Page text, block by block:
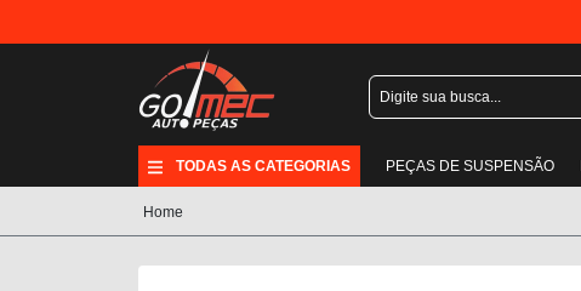
TODAS AS CATEGORIAS PEÇAS DE SUSPENSÃO
Home